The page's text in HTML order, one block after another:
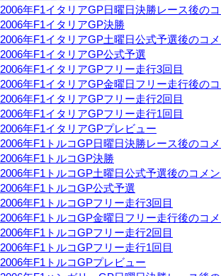
2006年F1イタリアGP日曜日決勝レース後の
2006年F1イタリアGP決勝
2006年F1イタリアGP土曜日公式予選後のコ
2006年F1イタリアGP公式予選
2006年F1イタリアGPフリー走行3回目
2006年F1イタリアGP金曜日フリー走行後の
2006年F1イタリアGPフリー走行2回目
2006年F1イタリアGPフリー走行1回目
2006年F1イタリアGPプレビュー
2006年F1トルコGP日曜日決勝レース後のコ
2006年F1トルコGP決勝
2006年F1トルコGP土曜日公式予選後のコメ
2006年F1トルコGP公式予選
2006年F1トルコGPフリー走行3回目
2006年F1トルコGP金曜日フリー走行後のコ
2006年F1トルコGPフリー走行2回目
2006年F1トルコGPフリー走行1回目
2006年F1トルコGPプレビュー